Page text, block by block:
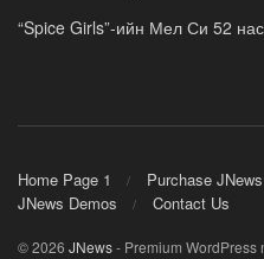
“Spice Girls”-ийн Мел Си 52
Home Page 1 Purchase JNews
JNews Demos
Contact Us
© 2026 JNews- Premium WordPress